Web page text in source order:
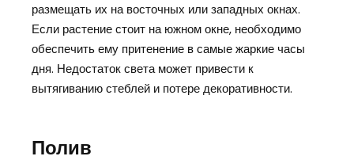
размещать их на восточных или западных окнах.
Если растение стоит на южном окне, необходимо
обеспечить ему притенение в самые жаркие часы
дня. Недостаток света может привести к
вытягиванию стеблей и потере декоративности.
Полив